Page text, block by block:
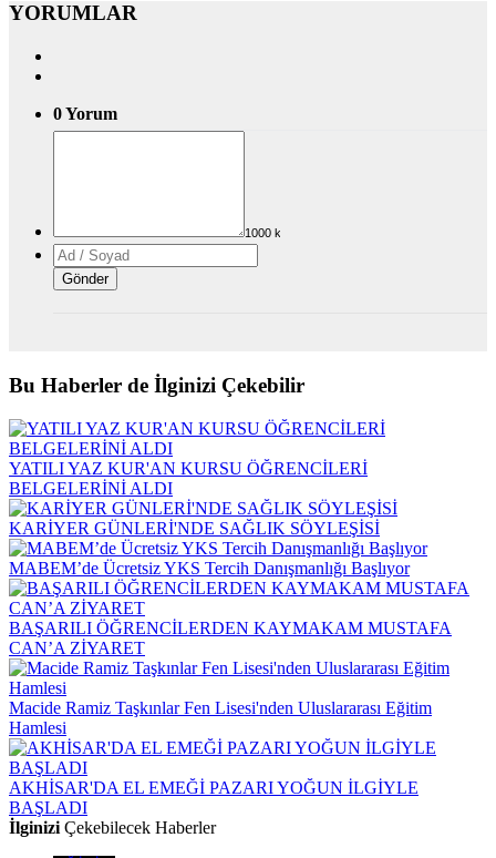
YORUMLAR
0 Yorum
Bu Haberler de İlginizi Çekebilir
YATILI YAZ KUR'AN KURSU ÖĞRENCİLERİ
BELGELERİNİ ALDI
KARİYER GÜNLERİ'NDE SAĞLIK SÖYLEŞİSİ
MABEM’de Ücretsiz YKS Tercih Danışmanlığı Başlıyor
BAŞARILI ÖĞRENCİLERDEN KAYMAKAM MUSTAFA
CAN’A ZİYARET
Macide Ramiz Taşkınlar Fen Lisesi'nden Uluslararası Eğitim
Hamlesi
AKHİSAR'DA EL EMEĞİ PAZARI YOĞUN İLGİYLE
BAŞLADI
İlginizi Çekebilecek Haberler